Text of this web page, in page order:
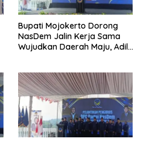
Bupati Mojokerto Dorong
NasDem Jalin Kerja Sama
Wujudkan Daerah Maju, Adil,